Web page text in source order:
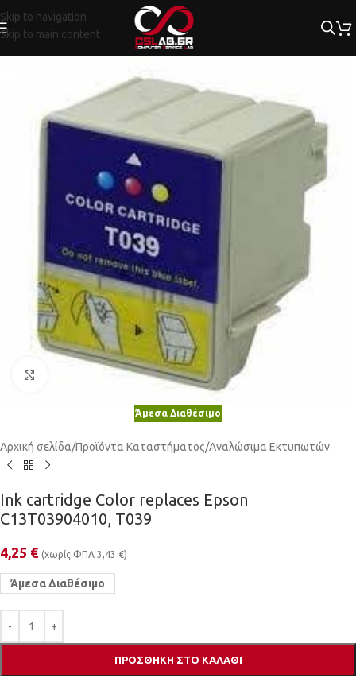
Skip to navigation
Skip to main content
Κλικ για μεγέθυνση
Άμεσα Διαθέσιμο
Αρχική σελίδα/Προϊόντα Καταστήματος/Αναλώσιμα Εκτυπωτών
Ink cartridge Color replaces Epson
C13T03904010, T039
4,25 € (χωρίς ΦΠΑ 3,43 €)
Άμεσα Διαθέσιμο
ΠΡΟΣΘΉΚΗ ΣΤΟ ΚΑΛΆΘΙ